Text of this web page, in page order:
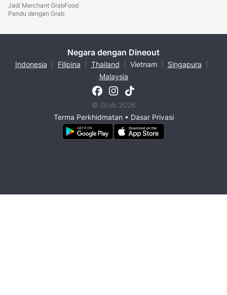
Jadi Merchant GrabFood
Pandu dengan Grab
Negara dengan Dineout
Indonesia Filipina Thailand Vietnam Singapura
Malaysia
© Grab 2026
Terma Perkhidmatan• Dasar Privasi